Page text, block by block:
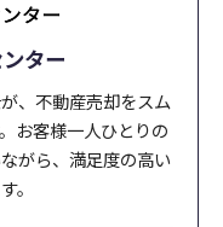
ター
、不動産売却をスム
お客様一人ひとりの
がら、満足度の高い
。